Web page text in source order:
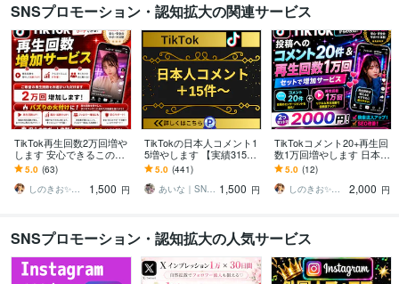
SNSプロモーション・認知拡大の関連サービス
TikTok再生回数2万回増や
します 安心できるこのお
値段。オプション購入で
もっとお得に！
5.0 (63)
しのきお✨HubSpot認定マーケター
1,500 円
TikTokの日本人コメント1
5増やします 【実績3150
件以上】コメント指定可
能／減少保証有り
5.0 (441)
あいな｜SNS集客のお手伝い 1,500 円
TikTokコメント20+再生回
数1万回増やします 日本人
コメント✖️再生回数増加プ
ラン！アルゴリズムに好
印象！
5.0 (12)
しのきお✨HubSpot認定マーケター
2,000 円
SNSプロモーション・認知拡大の人気サービス